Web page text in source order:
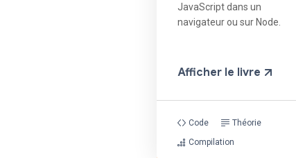
JavaScript dans un
navigateur ou sur Node.
Afficher le livre
Code
Théorie
Compilation